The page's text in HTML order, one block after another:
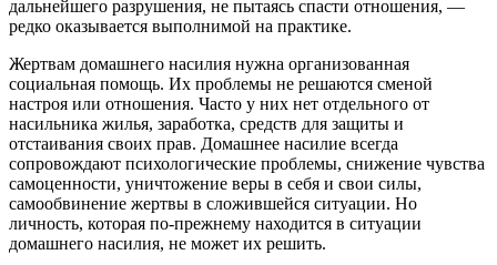
дальнейшего разрушения, не пытаясь спасти отношения, —
редко оказывается выполнимой на практике.
Жертвам домашнего насилия нужна организованная
социальная помощь. Их проблемы не решаются сменой
настроя или отношения. Часто у них нет отдельного от
насильника жилья, заработка, средств для защиты и
отстаивания своих прав. Домашнее насилие всегда
сопровождают психологические проблемы, снижение чувства
самоценности, уничтожение веры в себя и свои силы,
самообвинение жертвы в сложившейся ситуации. Но
личность, которая по-прежнему находится в ситуации
домашнего насилия, не может их решить.